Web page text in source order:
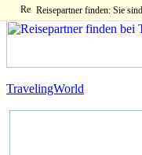
Reisepartner finden: Sie
TravelingWorld